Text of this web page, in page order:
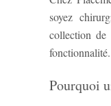
soyez
collection de
fonctionnalité.
Pourquoi